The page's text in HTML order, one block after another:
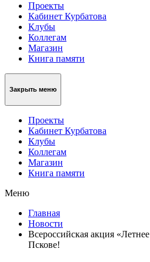
Проекты
Кабинет Курбатова
Клубы
Коллегам
Магазин
Книга памяти
Закрыть меню
Проекты
Кабинет Курбатова
Клубы
Коллегам
Магазин
Книга памяти
Меню
Главная
Новости
Всероссийская акция
Пскове!